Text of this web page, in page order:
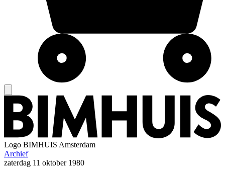
Logo BIMHUIS Amsterdam
Archief
zaterdag 11 oktober 1980